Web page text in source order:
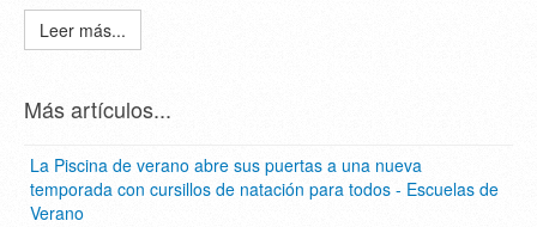
Leer más...
Más artículos...
La Piscina de verano abre sus puertas a una nueva
temporada con cursillos de natación para todos - Escuelas de
Verano